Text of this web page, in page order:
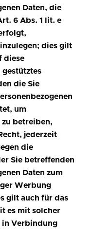
Daten, die
6 Abs. 1 lit. e
dies gilt
diese
gestütztes
die Sie
um
betreiben,
jederzeit
die
Sie betreffenden
Daten zum
Werbung
gilt auch für das
es mit solcher
in Verbindung